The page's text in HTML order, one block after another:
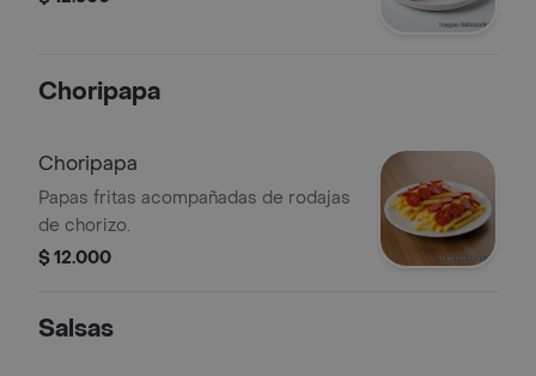
Choripapa
Choripapa
Papas fritas acompañadas de rodajas
de chorizo.
$ 12.000
Salsas